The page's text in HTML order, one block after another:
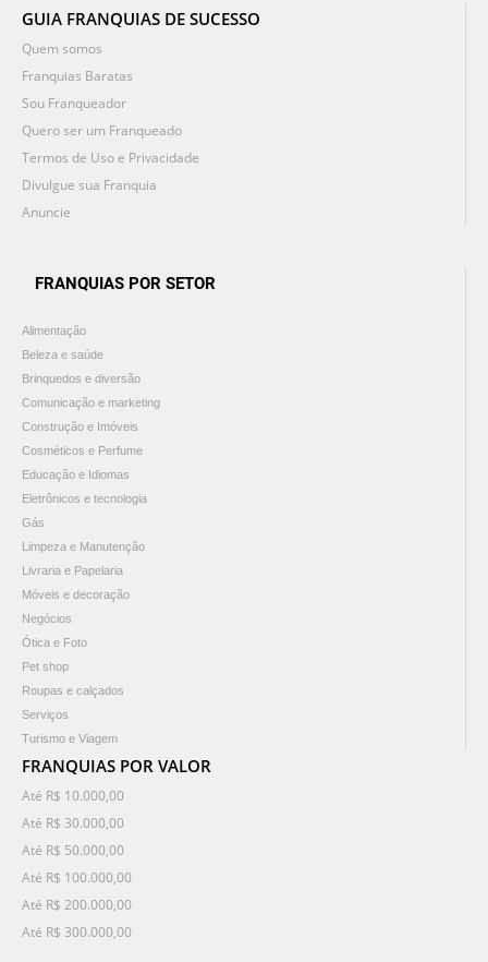
GUIA FRANQUIAS DE SUCESSO
Quem somos
Franquias Baratas
Sou Franqueador
Quero ser um Franqueado
Termos de Uso e Privacidade
Divulgue sua Franquia
Anuncie
FRANQUIAS POR SETOR
Alimentação
Beleza e saúde
Brinquedos e diversão
Comunicação e marketing
Construção e Imóveis
Cosméticos e Perfume
Educação e Idiomas
Eletrônicos e tecnologia
Gás
Limpeza e Manutenção
Livraria e Papelaria
Móveis e decoração
Negócios
Ótica e Foto
Pet shop
Roupas e calçados
Serviços
Turismo e Viagem
FRANQUIAS POR VALOR
Até R$ 10.000,00
Até R$ 30.000,00
Até R$ 50.000,00
Até R$ 100.000,00
Até R$ 200.000,00
Até R$ 300.000,00